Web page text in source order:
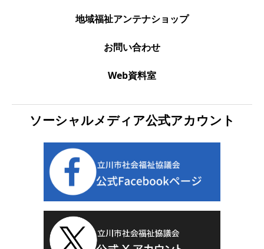
地域福祉アンテナショップ
お問い合わせ
Web資料室
ソーシャルメディア公式アカウント